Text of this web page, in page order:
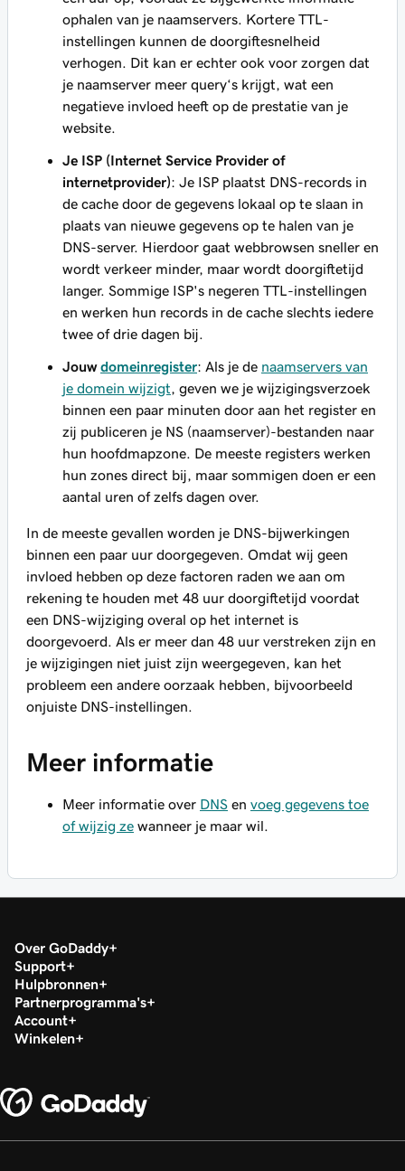
ophalen van je naamservers. Kortere TTL-
instellingen kunnen de doorgiftesnelheid
verhogen. Dit kan er echter ook voor zorgen dat
je naamserver meer query‘s krijgt, wat een
negatieve invloed heeft op de prestatie van je
website.
Je ISP (Internet Service Provider of
internetprovider): Je ISP plaatst DNS-records in
de cache door de gegevens lokaal op te slaan in
plaats van nieuwe gegevens op te halen van je
DNS-server. Hierdoor gaat webbrowsen sneller en
wordt verkeer minder, maar wordt doorgiftetijd
langer. Sommige ISP's negeren TTL-instellingen
en werken hun records in de cache slechts iedere
twee of drie dagen bij.
Jouwdomeinregister: Als je de naamservers van
je domein wijzigt , geven we je wijzigingsverzoek
binnen een paar minuten door aan het register en
zij publiceren je NS (naamserver)-bestanden naar
hun hoofdmapzone. De meeste registers werken
hun zones direct bij, maar sommigen doen er een
aantal uren of zelfs dagen over.
In de meeste gevallen worden je DNS-bijwerkingen
binnen een paar uur doorgegeven. Omdat wij geen
invloed hebben op deze factoren raden we aan om
rekening te houden met 48 uur doorgiftetijd voordat
een DNS-wijziging overal op het internet is
doorgevoerd. Als er meer dan 48 uur verstreken zijn en
je wijzigingen niet juist zijn weergegeven, kan het
probleem een andere oorzaak hebben, bijvoorbeeld
onjuiste DNS-instellingen.
Meer informatie
Meer informatie over DNS en voeg gegevens toe
of wijzig ze wanneer je maar wil.
Over GoDaddy
Support
Hulpbronnen
Partnerprogramma's
Account
Winkelen